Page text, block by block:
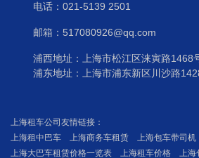
电话： 021-5139 2501
邮箱：517080926@qq.com
浦西地址：上海市松江区涞寅路1468
浦东地址：上海市浦东新区川沙路
上海租车公司友情链接：
上海租中巴车
上海商务车租赁 上海包车带司机
上海大巴车租赁价格一览表
上海租车价格 上海